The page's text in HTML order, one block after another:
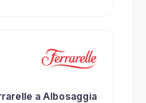
a Albosaggia